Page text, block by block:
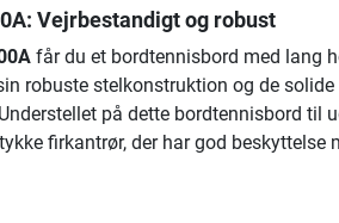
: Vejrbestandigt og robust
får du et bordtennisbord med lang
robuste stelkonstruktion og de solide
på dette bordtennisbord til
firkantrør, der har god beskyttelse